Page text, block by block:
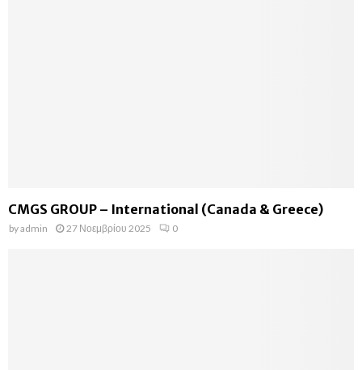
CMGS GROUP – International (Canada & Greece)
byadmin 27 Νοεμβρίου 2025 0